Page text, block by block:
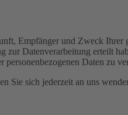
Empfänger und Zweck
zur Datenverarbeitung erteilt
Daten zu
Sie sich jederzeit an uns